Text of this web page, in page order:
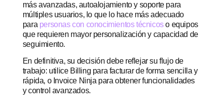
más avanzadas, autoalojamiento y soporte para
múltiples usuarios, lo que lo hace más adecuado
para personas con conocimientos técnicoso equipos
que requieren mayor personalización y capacidad de
seguimiento.
En definitiva, su decisión debe reflejar su flujo de
trabajo: utilice Billing para facturar de forma sencilla y
rápida, o Invoice Ninja para obtener funcionalidades
y control avanzados.